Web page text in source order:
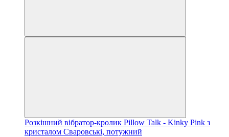
Розкішний вібратор-кролик Pillow Talk - Kinky Pink з
кристалом Сваровські, потужний